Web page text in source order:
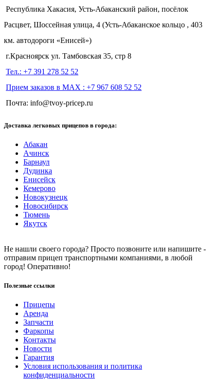
Республика Хакасия, Усть-Абаканский район, посёлок
Расцвет, Шоссейная улица, 4 (Усть-Абаканское кольцо , 403
км. автодороги «Енисей»)
г.Красноярск ул. Тамбовская 35, стр 8
Тел.: +7 391 278 52 52
Прием заказов в МАХ : +7 967 608 52 52
Почта: info@tvoy-pricep.ru
Доставка легковых прицепов в города:
Абакан
Ачинск
Барнаул
Дудинка
Енисейск
Кемерово
Новокузнецк
Новосибирск
Тюмень
Якутск
Не нашли своего города? Просто позвоните или напишите -
отправим прицеп транспортными компаниями, в любой
город! Оперативно!
Полезные ссылки
Прицепы
Аренда
Запчасти
Фаркопы
Контакты
Новости
Гарантия
Условия использования и политика
конфиденциальности